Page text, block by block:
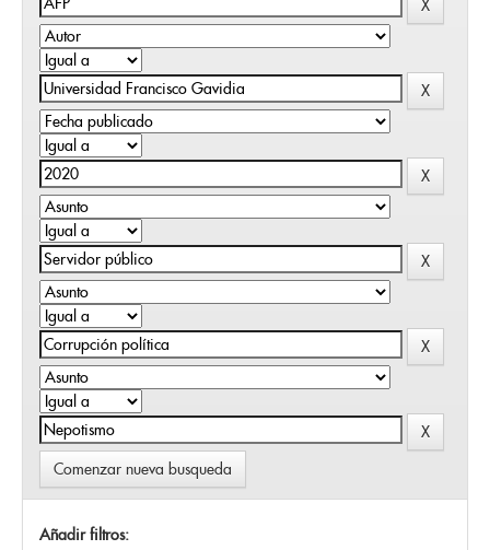
Comenzar nueva busqueda
Añadir filtros: